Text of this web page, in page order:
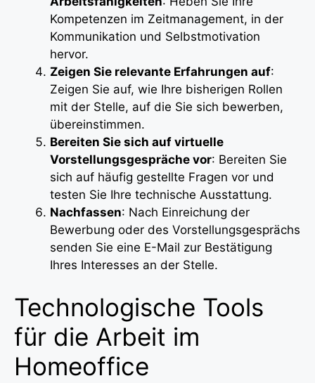
Kompetenzen im Zeitmanagement, in der
Kommunikation und Selbstmotivation
hervor.
Zeigen Sie relevante Erfahrungen auf:
Zeigen Sie auf, wie Ihre bisherigen Rollen
mit der Stelle, auf die Sie sich bewerben,
übereinstimmen.
Bereiten Sie sich auf virtuelle
Vorstellungsgespräche vor: Bereiten Sie
sich auf häufig gestellte Fragen vor und
testen Sie Ihre technische Ausstattung.
Nachfassen: Nach Einreichung der
Bewerbung oder des Vorstellungsgesprächs
senden Sie eine E-Mail zur Bestätigung
Ihres Interesses an der Stelle.
Technologische Tools
für die Arbeit im
Homeoffice